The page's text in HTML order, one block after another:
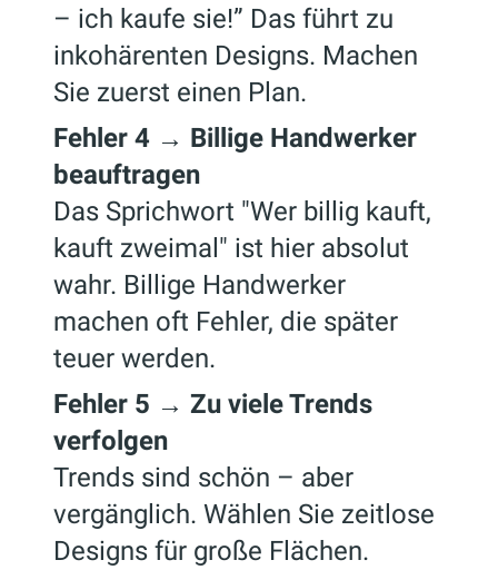
– ich kaufe sie!” Das führt zu
inkohärenten Designs. Machen
Sie zuerst einen Plan.
Fehler 4 → Billige Handwerker
beauftragen
Das Sprichwort "Wer billig kauft,
kauft zweimal" ist hier absolut
wahr. Billige Handwerker
machen oft Fehler, die später
teuer werden.
Fehler 5 → Zu viele Trends
verfolgen
Trends sind schön – aber
vergänglich. Wählen Sie zeitlose
Designs für große Flächen.